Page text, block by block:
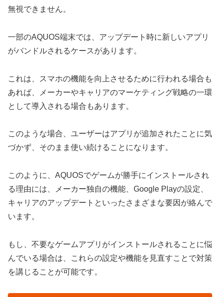
無視できません。
一部のAQUOS端末では、アップデート時に新しいアプリ
がバンドルされるケースがあります。
これは、スマホの機能を向上させるために行われる場合も
あれば、メーカーやキャリアのマーケティング戦略の一環
として導入される場合もあります。
このような場合、ユーザーはアプリが追加されたことに気
づかず、そのまま使い続けることになります。
このように、AQUOSでゲームが勝手にインストールされ
る理由には、メーカー独自の機能、Google Playの設定、
キャリアのアップデートといったさまざまな要因が絡んで
います。
もし、不要なゲームアプリがインストールされることに悩
んでいる場合は、これらの設定や機能を見直すことで対策
を講じることが可能です。